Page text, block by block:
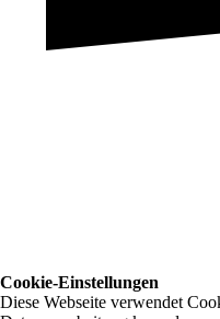
Cookie-Einstellungen
Diese Webseite verwendet